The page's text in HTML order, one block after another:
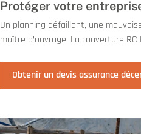
Protéger votre
Un planning défaillant, une
maître d’ouvrage. La couverture
Obtenir un devis assurance